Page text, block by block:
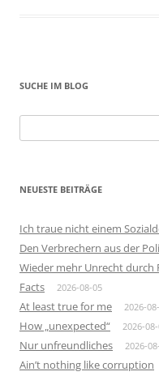
SUCHE IM BLOG
nach:
NEUESTE BEITRÄGE
Ich traue nicht einem
Den Verbrechern aus der
Wieder mehr Unrecht durch
Facts 2026-08-05
At least true for me 2026-
How „unexpected“ 2026-
Nur unfreundliches 2026-
Ain’t nothing like corruption